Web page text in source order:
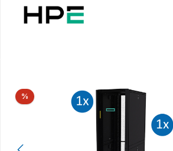
Bildergalerie überspringen
% Rabatt